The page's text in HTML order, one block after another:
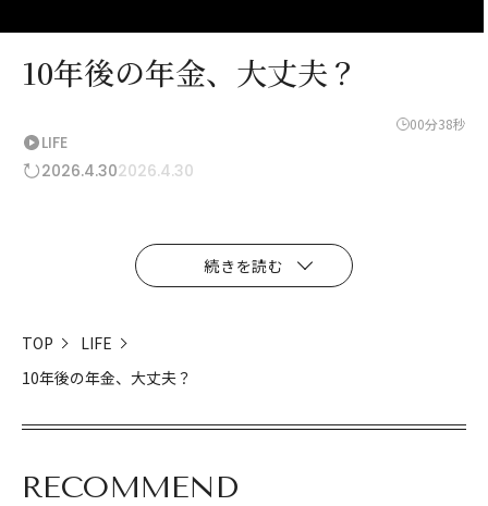
10年後の年金、大丈夫？
00分38秒
LIFE
2026.4.302026.4.30
続きを読む
TOP
LIFE
10年後の年金、大丈夫？
RECOMMEND